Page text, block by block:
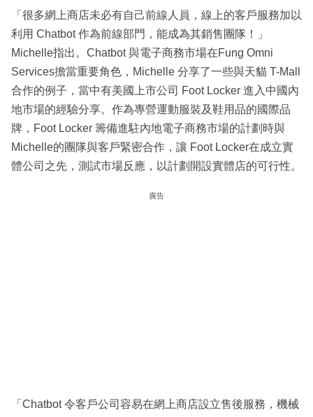
「很多網上商店未必有自己前線人員，線上的客戶服務加以
利用 Chatbot 作為前線部門，能成為其銷售團隊！」
Michelle指出。Chatbot 與電子商務市場在Fung Omni
Services擔當重要角色，Michelle 分享了一些與天貓 T-Mall
合作的例子，當中有美國上市公司 Foot Locker 進入中國內
地市場的經驗分享。作為專營運動服裝及鞋用品的國際品
牌，Foot Locker 籌備進駐內地電子商務市場的計劃時與
Michelle的團隊與客戶緊密合作，讓 Foot Locker在成立實
體公司之先，測試市場反應，以計劃開設實體店的可行性。
廣告
「Chatbot 令客戶公司容易在網上商店設立售後服務，機械